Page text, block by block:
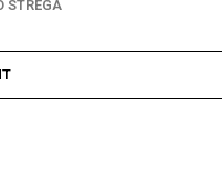
STREGA